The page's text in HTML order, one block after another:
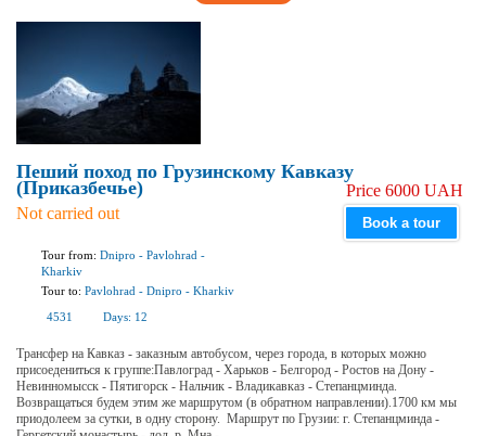
Пеший поход по Грузинскому Кавказу
(Приказбечье)
Not carried out
Tour from: Dnipro - Pavlohrad -
Kharkiv
Tour to: Pavlohrad - Dnipro - Kharkiv
4531
Days: 12
Price 6000 UAH
Book a tour
Трансфер на Кавказ - заказным автобусом, через города, в которых можно
присоедениться к группе:Павлоград - Харьков - Белгород - Ростов на Дону -
Невинномысск - Пятигорск - Нальчик - Владикавказ - Степанцминда.
Возвращаться будем этим же маршрутом (в обратном направлении).1700 км мы
приодолеем за сутки, в одну сторону. Маршрут по Грузии: г. Степанцминда -